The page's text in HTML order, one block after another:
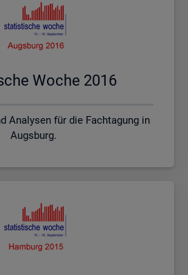
Woche 2016
Analysen für die Fachtagung in
Augsburg.